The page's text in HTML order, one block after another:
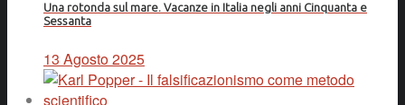
Una rotonda sul mare. Vacanze in Italia negli anni Cinquanta e
Sessanta
13 Agosto 2025